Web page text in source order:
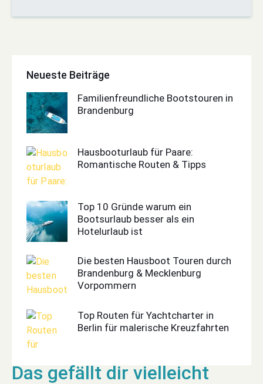
Neueste Beiträge
Familienfreundliche Bootstouren in
Brandenburg
Hausbooturlaub für Paare:
Romantische Routen & Tipps
Top 10 Gründe warum ein
Bootsurlaub besser als ein
Hotelurlaub ist
Die besten Hausboot Touren durch
Brandenburg & Mecklenburg
Vorpommern
Top Routen für Yachtcharter in
Berlin für malerische Kreuzfahrten